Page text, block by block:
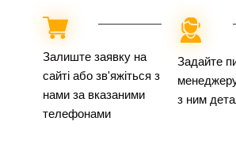
Залиште заявку на
сайті або зв'яжіться з
нами за вказаними
телефонами
Задайте
з ним